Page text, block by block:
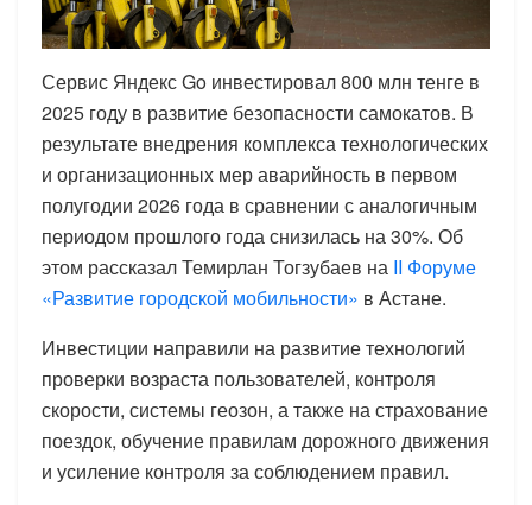
Сервис Яндекс Go инвестировал 800 млн тенге в
2025 году в развитие безопасности самокатов. В
результате внедрения комплекса технологических
и организационных мер аварийность в первом
полугодии 2026 года в сравнении с аналогичным
периодом прошлого года снизилась на 30%. Об
этом рассказал Темирлан Тогзубаев на II Форуме
«Развитие городской мобильности» в Астане.
Инвестиции направили на развитие технологий
проверки возраста пользователей, контроля
скорости, системы геозон, а также на страхование
поездок, обучение правилам дорожного движения
и усиление контроля за соблюдением правил.